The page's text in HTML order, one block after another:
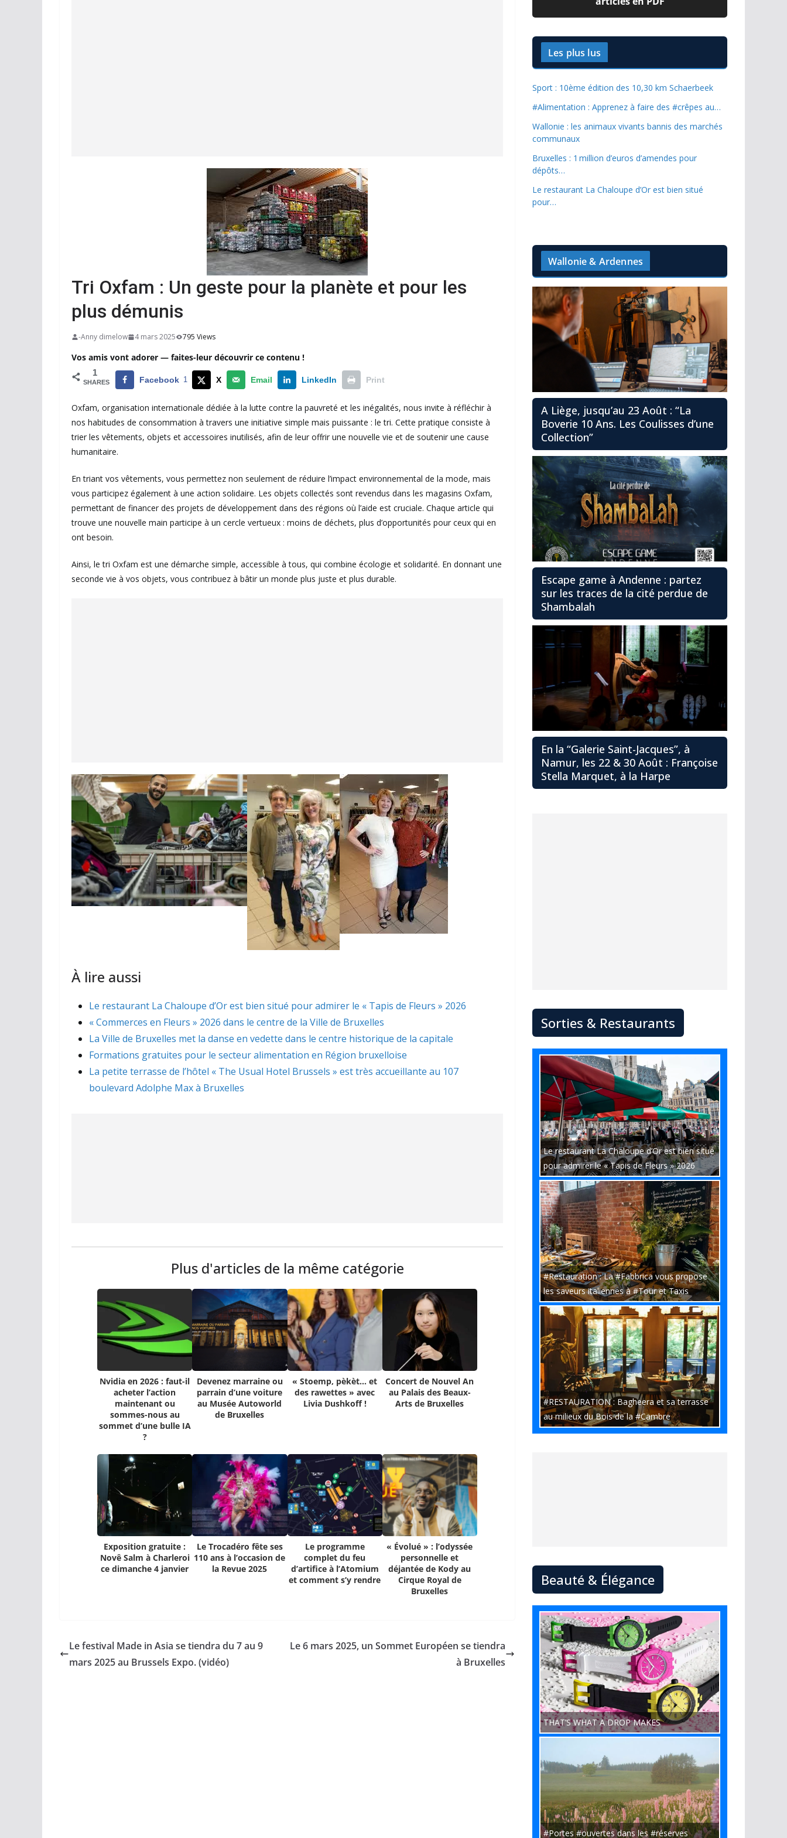
Tri Oxfam : Un geste pour la planète et pour les
plus démunis
-Anny dimelow 4 mars 2025 795 Views
Vos amis vont adorer — faites-leur découvrir ce contenu !
1
SHARES Facebook 1 X Email LinkedIn Print
Oxfam, organisation internationale dédiée à la lutte contre la pauvreté et les inégalités, nous invite à réfléchir à
nos habitudes de consommation à travers une initiative simple mais puissante : le tri. Cette pratique consiste à
trier les vêtements, objets et accessoires inutilisés, afin de leur offrir une nouvelle vie et de soutenir une cause
humanitaire.
En triant vos vêtements, vous permettez non seulement de réduire l’impact environnemental de la mode, mais
vous participez également à une action solidaire. Les objets collectés sont revendus dans les magasins Oxfam,
permettant de financer des projets de développement dans des régions où l’aide est cruciale. Chaque article qui
trouve une nouvelle main participe à un cercle vertueux : moins de déchets, plus d’opportunités pour ceux qui en
ont besoin.
Ainsi, le tri Oxfam est une démarche simple, accessible à tous, qui combine écologie et solidarité. En donnant une
seconde vie à vos objets, vous contribuez à bâtir un monde plus juste et plus durable.
À lire aussi
Le restaurant La Chaloupe d’Or est bien situé pour admirer le « Tapis de Fleurs » 2026
« Commerces en Fleurs » 2026 dans le centre de la Ville de Bruxelles
La Ville de Bruxelles met la danse en vedette dans le centre historique de la capitale
Formations gratuites pour le secteur alimentation en Région bruxelloise
La petite terrasse de l’hôtel « The Usual Hotel Brussels » est très accueillante au 107
boulevard Adolphe Max à Bruxelles
Plus d'articles de la même catégorie
Nvidia en 2026 : faut-il
acheter l’action
maintenant ou
sommes-nous au
sommet d’une bulle IA
?
Devenez marraine ou
parrain d’une voiture
au Musée Autoworld
de Bruxelles
« Stoemp, pèkèt… et
des rawettes » avec
Livia Dushkoff !
Concert de Nouvel An
au Palais des Beaux-
Arts de Bruxelles
Exposition gratuite :
Novê Salm à Charleroi
ce dimanche 4 janvier
Le Trocadéro fête ses
110 ans à l’occasion de
la Revue 2025
Le programme
complet du feu
d’artifice à l’Atomium
et comment s’y rendre
« Évolué » : l’odyssée
personnelle et
déjantée de Kody au
Cirque Royal de
Bruxelles
Le festival Made in Asia se tiendra du 7 au 9
mars 2025 au Brussels Expo. (vidéo)
Le 6 mars 2025, un Sommet Européen se tiendra
à Bruxelles
Les plus lus
Sport : 10ème édition des 10,30 km Schaerbeek
#Alimentation : Apprenez à faire des #crêpes au…
Wallonie : les animaux vivants bannis des marchés
communaux
Bruxelles : 1 million d’euros d’amendes pour
dépôts…
Le restaurant La Chaloupe d’Or est bien situé
pour…
Wallonie & Ardennes
A Liège, jusqu’au 23 Août : “La
Boverie 10 Ans. Les Coulisses d’une
Collection”
Escape game à Andenne : partez
sur les traces de la cité perdue de
Shambalah
En la “Galerie Saint-Jacques”, à
Namur, les 22 & 30 Août : Françoise
Stella Marquet, à la Harpe
Sorties & Restaurants
Le restaurant La Chaloupe d’Or est bien situé
pour admirer le « Tapis de Fleurs » 2026
#Restauration : La #Fabbrica vous propose
les saveurs italiennes à #Tour et Taxis
#RESTAURATION : Bagheera et sa terrasse
au milieux du Bois de la #Cambre
Beauté & Élégance
THAT’S WHAT A DROP MAKES
#Portes #ouvertes dans les #réserves